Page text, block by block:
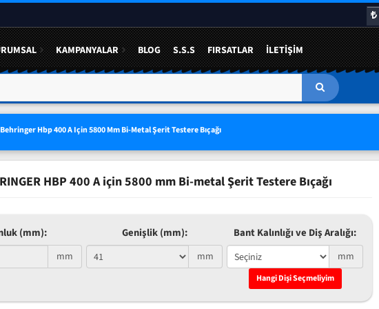
KAMPANYALAR BLOG S.S.S FIRSATLAR İLETIŞIM
Behringer Hbp 400 A Için 5800 Mm Bi-Metal Şerit Testere Bıçağı
HBP 400 A için 5800 mm Bi-metal Şerit Testere Bıçağı
(mm):
mm
Genişlik (mm):
mm
Bant Kalınlığı ve Diş Aralığı:
mm
Hangi Dişi Seçmeliyim
YÜZDE 50 YE VARAN 3 LÜ SETLERDE AVANTAJLI FIYATLAR